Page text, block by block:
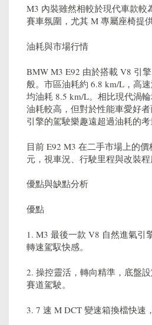
M3 內裝雖然相較於現代車款較
賽車氛圍，尤其 M 專屬座椅提
油耗與市場行情
BMW M3 E92 由於搭載 V8 引
般。市區油耗約 6.8 km/L，高
均油耗 8.5 km/L。相比現代渦
油耗較高，但對於性能車愛好
引擎的駕駛樂趣遠超過油耗的考
目前 E92 M3 在二手市場上的
元，視車況、行駛里程與改裝程
優點與缺點分析
優點
1. M3 最後一款 V8 自然進氣引
轉速駕馭快感。
2. 操控靈活，轉向精準，底盤
賽道駕駛。
3. 7 速 M DCT 變速箱換檔快速